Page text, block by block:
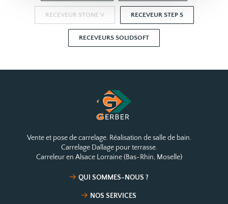
RECEVEUR STONE V RECEVEUR STEP S
RECEVEURS SOLIDSOFT
Vente et pose de carrelage. Réalisation de salle de bain.
Carrelage Dallage pour terrasse.
Carreleur en Alsace Lorraine (Bas-Rhin, Moselle)
QUI SOMMES-NOUS ?
NOS SERVICES